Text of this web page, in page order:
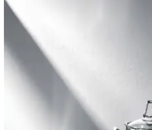
Mutfağınızda düzeni ve erişimi artıran
raf, baharatlığı ve küçük mutfak gereçlerini
getirir. 6–12 saate sabitleme için güvenli montaj
uyumu vurgulanır.
Yoğurt Mayalama Tencereleri ile
ve Fonksiyonellik Artışı
Evde doğal yoğurt yapmayı kolaylaştıran şık
mayalama tencereleri, sağlıklı yaşam ve
mutfağınıza estetik katarken kullanım kolaylığı
Gönen Çelik Paslanmaz Çelik